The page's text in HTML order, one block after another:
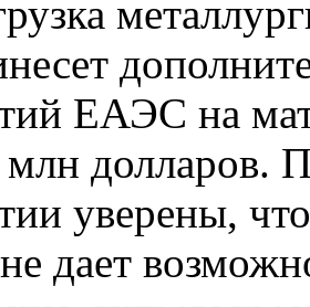
ЕАЭС на
долларов.
уверены,
дает